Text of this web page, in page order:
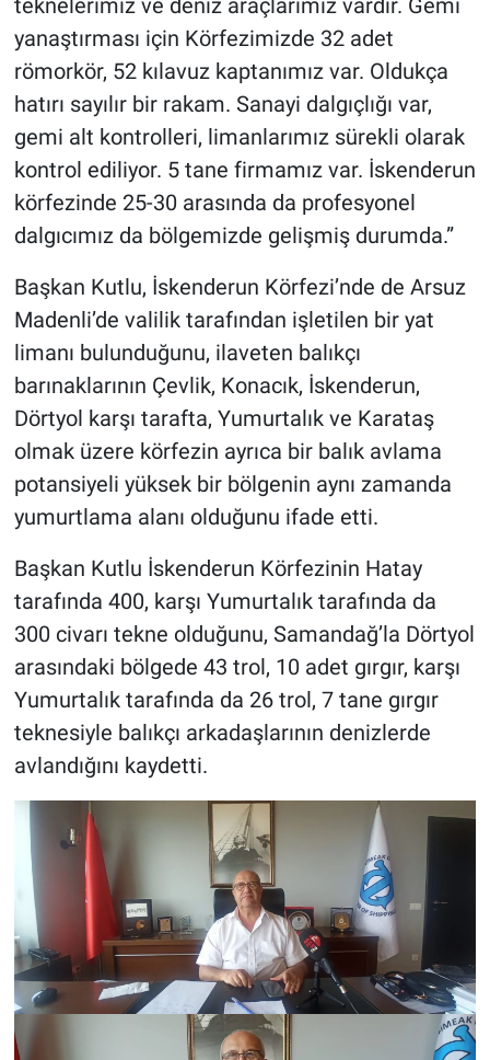
teknelerimiz ve deniz araçlarımız vardır. Gemi
yanaştırması için Körfezimizde 32 adet
römorkör, 52 kılavuz kaptanımız var. Oldukça
hatırı sayılır bir rakam. Sanayi dalgıçlığı var,
gemi alt kontrolleri, limanlarımız sürekli olarak
kontrol ediliyor. 5 tane firmamız var. İskenderun
körfezinde 25-30 arasında da profesyonel
dalgıcımız da bölgemizde gelişmiş durumda.”
Başkan Kutlu, İskenderun Körfezi’nde de Arsuz
Madenli’de valilik tarafından işletilen bir yat
limanı bulunduğunu, ilaveten balıkçı
barınaklarının Çevlik, Konacık, İskenderun,
Dörtyol karşı tarafta, Yumurtalık ve Karataş
olmak üzere körfezin ayrıca bir balık avlama
potansiyeli yüksek bir bölgenin aynı zamanda
yumurtlama alanı olduğunu ifade etti.
Başkan Kutlu İskenderun Körfezinin Hatay
tarafında 400, karşı Yumurtalık tarafında da
300 civarı tekne olduğunu, Samandağ’la Dörtyol
arasındaki bölgede 43 trol, 10 adet gırgır, karşı
Yumurtalık tarafında da 26 trol, 7 tane gırgır
teknesiyle balıkçı arkadaşlarının denizlerde
avlandığını kaydetti.